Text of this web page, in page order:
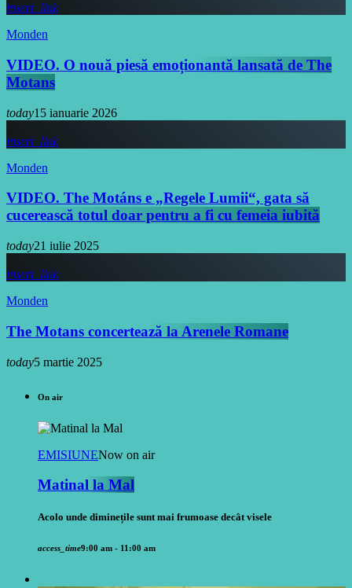
insert_link
Monden
VIDEO. O nouă piesă emoționantă lansată de The
Motans
today15 ianuarie 2026
insert_link
Monden
VIDEO. The Motáns e „Regele Lumii“, gata să
cucerească totul doar pentru a fi cu femeia iubită
today21 iulie 2025
insert_link
Monden
The Motans concertează la Arenele Romane
today5 martie 2025
On air
EMISIUNENow on air
Matinal la Mal
Acolo unde diminețile sunt mai frumoase decât visele
access_time9:00 am - 11:00 am